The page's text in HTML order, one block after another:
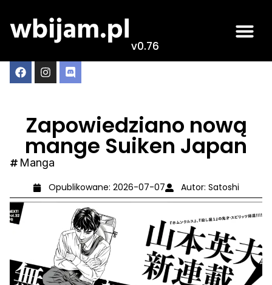
v0.76
Zapowiedziano nową
mange Suiken Japan
Manga
Opublikowane: 2026-07-07 Autor: Satoshi